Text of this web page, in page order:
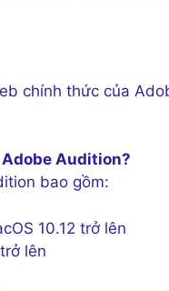
chính thức của
Audition?
bao gồm:
10.12 trở lên
lên